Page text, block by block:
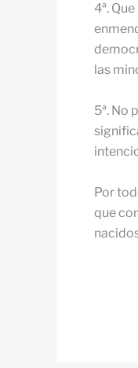
4ª.
las
5ª. No
Por
que